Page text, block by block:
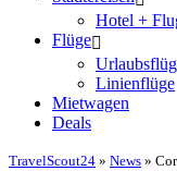
Hotel +
Flüge
Linienflüge
Mietwagen
Deals
TravelScout24 » News »